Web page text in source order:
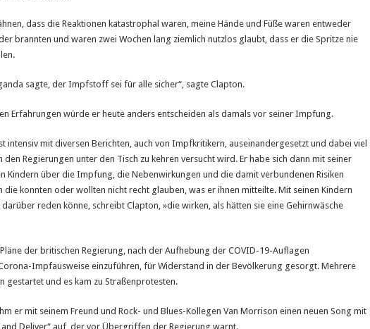
dass die Reaktionen katastrophal waren, meine Hände und Füße waren entweder
brannten und waren zwei Wochen lang ziemlich nutzlos glaubt, dass er die Spritze nie
sagte, der Impfstoff sei für alle sicher“, sagte Clapton.
Erfahrungen würde er heute anders entscheiden als damals vor seiner Impfung.
intensiv mit diversen Berichten, auch von Impfkritikern, auseinandergesetzt und dabei viel
den Regierungen unter den Tisch zu kehren versucht wird. Er habe sich dann mit seiner
Kindern über die Impfung, die Nebenwirkungen und die damit verbundenen Risiken
die konnten oder wollten nicht recht glauben, was er ihnen mitteilte. Mit seinen Kindern
reden könne, schreibt Clapton, »die wirken, als hätten sie eine Gehirnwäsche
der britischen Regierung, nach der Aufhebung der COVID-19-Auflagen
Impfausweise einzuführen, für Widerstand in der Bevölkerung gesorgt. Mehrere
gestartet und es kam zu Straßenprotesten.
er mit seinem Freund und Rock- und Blues-Kollegen Van Morrison einen neuen Song mit
Deliver“ auf, der vor Übergriffen der Regierung warnt.